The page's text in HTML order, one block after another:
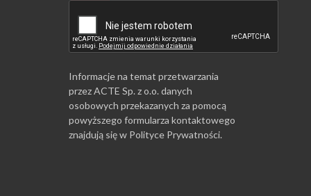
Informacje na temat przetwarzania
przez ACTE Sp. z o.o. danych
osobowych przekazanych za pomocą
powyższego formularza kontaktowego
znajdują się w Polityce Prywatności.